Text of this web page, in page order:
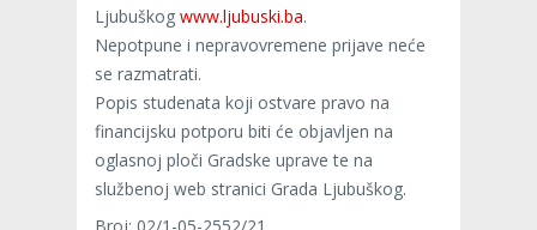
Ljubuškog www.ljubuski.ba.
Nepotpune i nepravovremene prijave neće
se razmatrati.
Popis studenata koji ostvare pravo na
financijsku potporu biti će objavljen na
oglasnoj ploči Gradske uprave te na
službenoj web stranici Grada Ljubuškog.
Broj: 02/1-05-2552/21